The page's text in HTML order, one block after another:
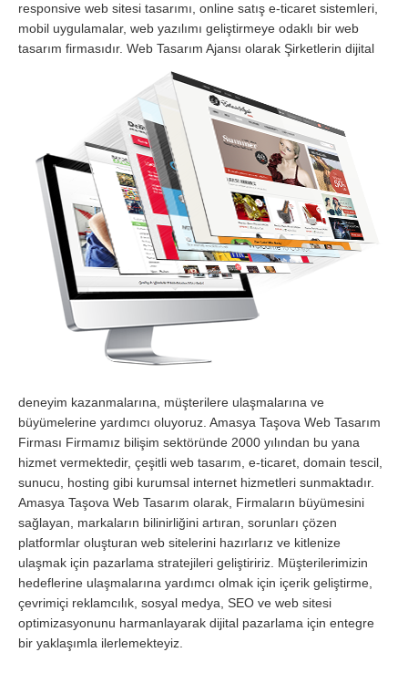
responsive web sitesi tasarımı, online satış e-ticaret sistemleri,
mobil uygulamalar, web yazılımı geliştirmeye odaklı bir web
tasarım firmasıdır. Web Tasarım Ajansı olarak Şirketlerin dijital
deneyim kazanmalarına, müşterilere ulaşmalarına ve
büyümelerine yardımcı oluyoruz. Amasya Taşova Web Tasarım
Firması Firmamız bilişim sektöründe 2000 yılından bu yana
hizmet vermektedir, çeşitli web tasarım, e-ticaret, domain tescil,
sunucu, hosting gibi kurumsal internet hizmetleri sunmaktadır.
Amasya Taşova Web Tasarım olarak, Firmaların büyümesini
sağlayan, markaların bilinirliğini artıran, sorunları çözen
platformlar oluşturan web sitelerini hazırlarız ve kitlenize
ulaşmak için pazarlama stratejileri geliştiririz. Müşterilerimizin
hedeflerine ulaşmalarına yardımcı olmak için içerik geliştirme,
çevrimiçi reklamcılık, sosyal medya, SEO ve web sitesi
optimizasyonunu harmanlayarak dijital pazarlama için entegre
bir yaklaşımla ilerlemekteyiz.